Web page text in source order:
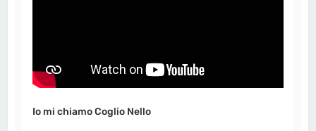
Io mi chiamo Coglio Nello